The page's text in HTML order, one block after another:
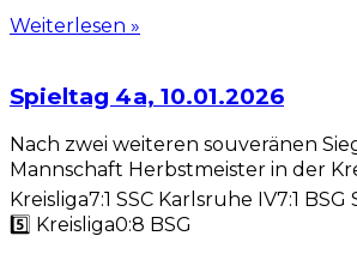
Weiterlesen »
Spieltag 4a, 10.01.2026
Nach zwei weiteren souveränen
Mannschaft Herbstmeister in der
Kreisliga7:1 SSC Karlsruhe IV7:1
5️⃣ Kreisliga0:8 BSG